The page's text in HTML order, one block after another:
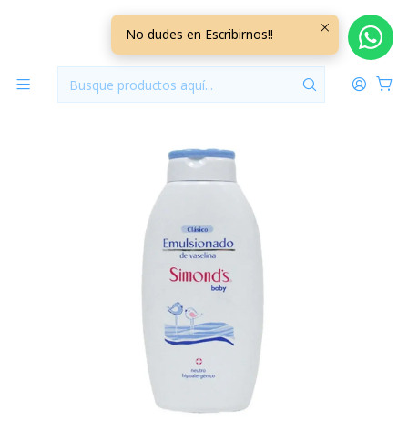
Inicio Perfumeria y Cuidado
Crema Emulsionado de Vaselina
No dudes en Escribirnos!!